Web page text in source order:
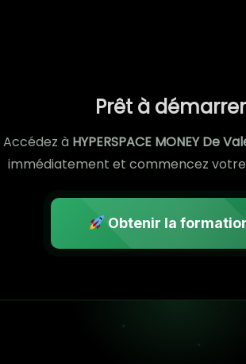
Prêt à
Accédez à HYPERSPACE MONEY De
immédiatement et commencez
Obtenir la